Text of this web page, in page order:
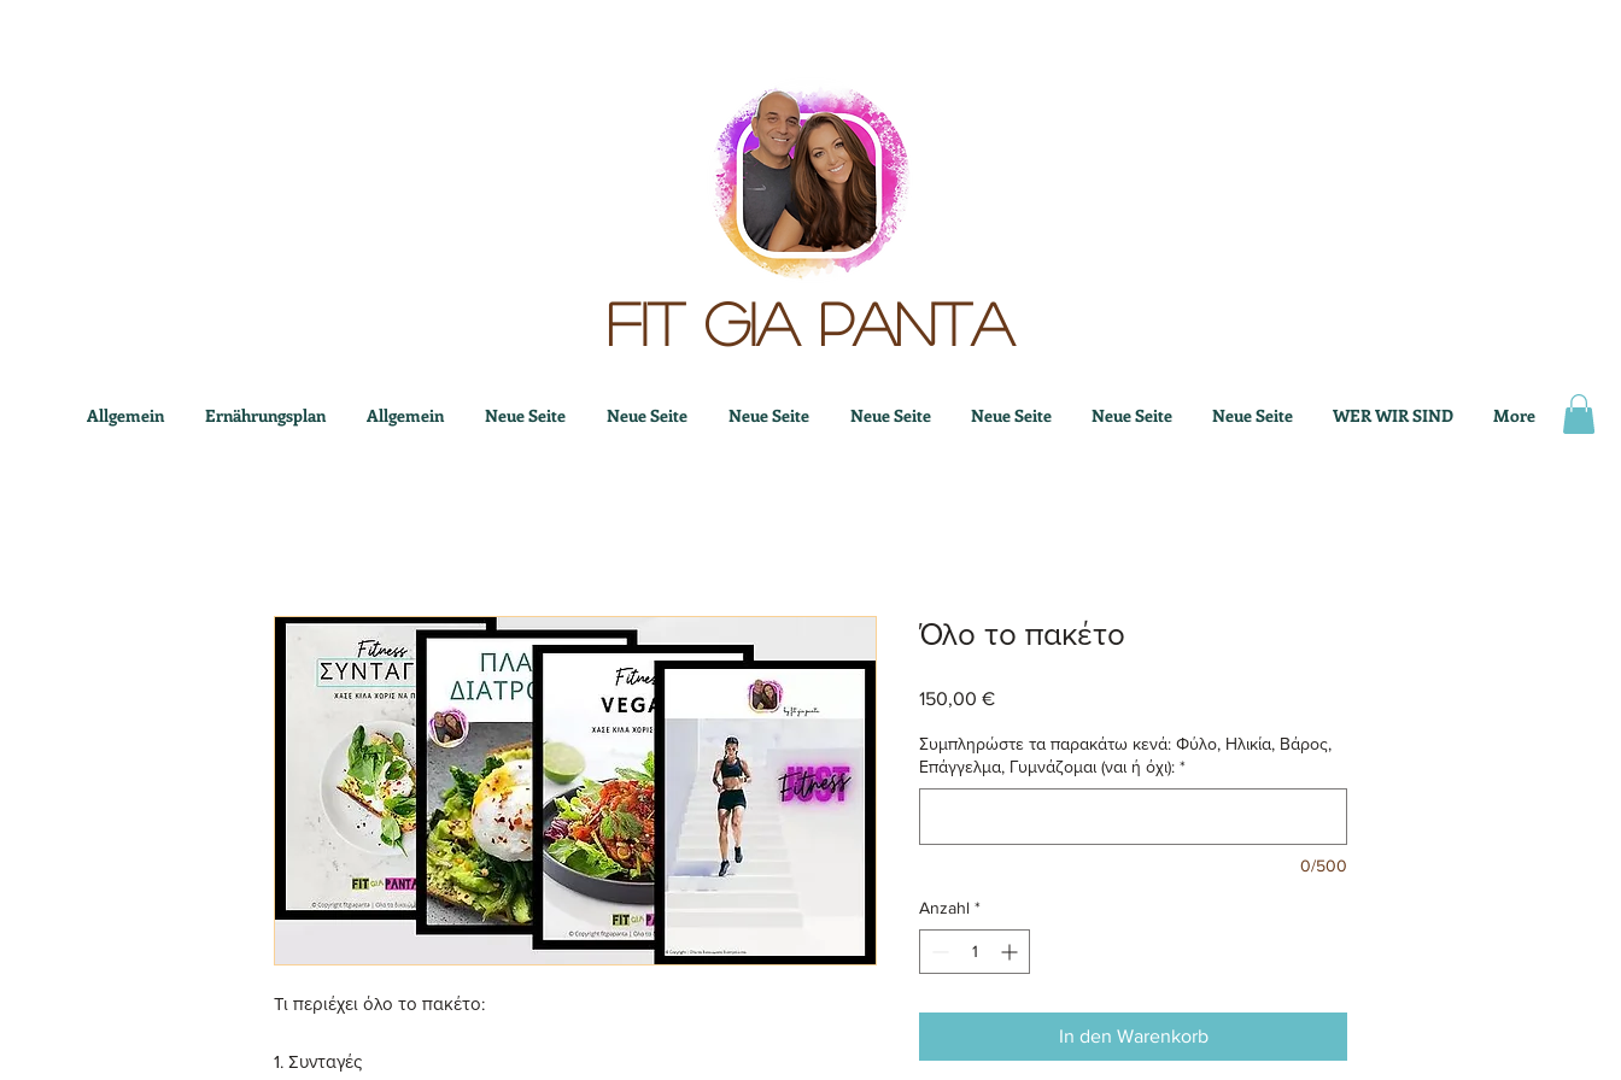
Fit gia panta
Allgemein Ernährungsplan Allgemein Neue Seite Neue Seite Neue Seite Neue Seite Neue Seite Neue Seite Neue Seite WER WIR SIND More
Τι περιέχει όλο το πακέτο:
1. Συνταγές
Όλο το πακέτο
150,00 €Preis
Συμπληρώστε τα παρακάτω κενά: Φύλο, Ηλικία, Βάρος,
Επάγγελμα, Γυμνάζομαι (ναι ή όχι): *
0/500
Anzahl *
In den Warenkorb